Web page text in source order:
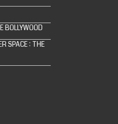
BOLLYWOOD
SPACE : THE